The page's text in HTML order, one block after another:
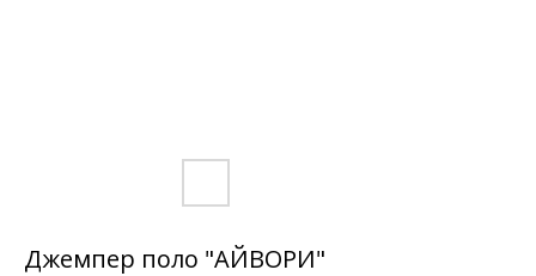
Джемпер поло "АЙВОРИ"